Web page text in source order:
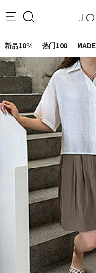
新品10% 热门100 MADE